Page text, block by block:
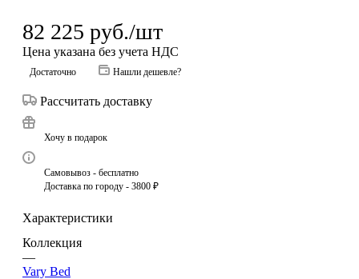
82 225 руб./шт
Цена указана без учета НДС
Достаточно Нашли дешевле?
Рассчитать доставку
Хочу в подарок
Самовывоз - бесплатно
Доставка по городу - 3800 ₽
Характеристики
Коллекция
—
Vary Bed